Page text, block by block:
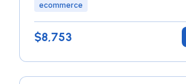
ecommerce
$8,753